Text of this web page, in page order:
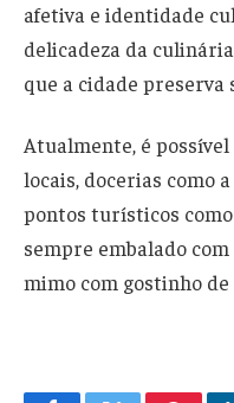
afetiva e identidade
delicadeza da
que a cidade preserva
Atualmente, é
locais, docerias como
pontos turísticos
sempre embalado
mimo com gostinho de